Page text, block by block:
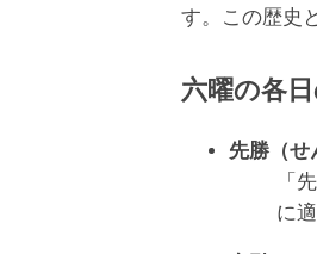
す。この歴史
六曜の各
先勝（せ
「
に